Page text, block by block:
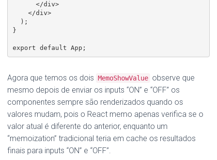
}
export default App;
Agora que temos os dois MemoShowValue observe que
mesmo depois de enviar os inputs “ON” e “OFF” os
componentes sempre são renderizados quando os
valores mudam, pois o React memo apenas verifica se o
valor atual é diferente do anterior, enquanto um
“memoization” tradicional teria em cache os resultados
finais para inputs “ON” e “OFF”.